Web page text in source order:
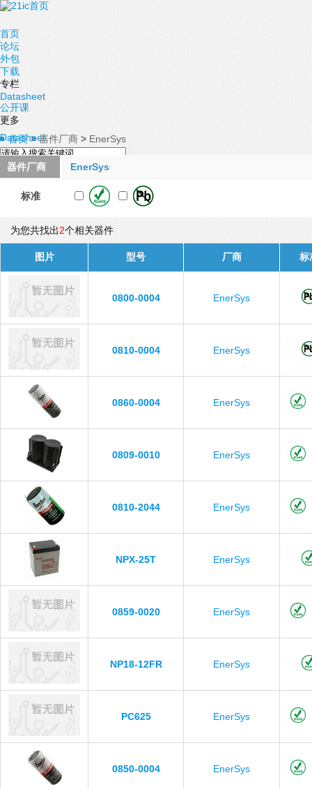
首页
论坛
外包
下载
专栏
Datasheet
公开课
更多
Datasheet
首页 >器件厂商 > EnerSys
器件厂商 EnerSys
标准
为您共找出2个相关器件
图片 型号 厂商 标
0800-0004 EnerSys
0810-0004 EnerSys
0860-0004 EnerSys
0809-0010 EnerSys
0810-2044 EnerSys
NPX-25T EnerSys
0859-0020 EnerSys
NP18-12FR EnerSys
PC625 EnerSys
0850-0004 EnerSys